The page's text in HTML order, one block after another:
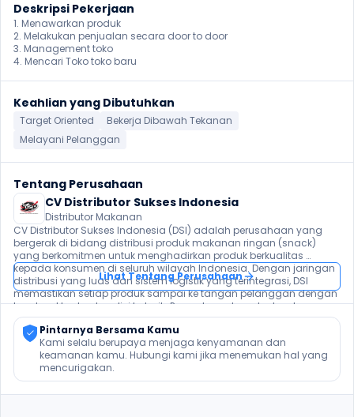
Deskripsi Pekerjaan
1. Menawarkan produk
2. Melakukan penjualan secara door to door
3. Management toko
4. Mencari Toko toko baru
Keahlian yang Dibutuhkan
Target Oriented
Bekerja Dibawah Tekanan
Melayani Pelanggan
Tentang Perusahaan
CV Distributor Sukses Indonesia
Distributor Makanan
CV Distributor Sukses Indonesia (DSI) adalah perusahaan yang
bergerak di bidang distribusi produk makanan ringan (snack)
yang berkomitmen untuk menghadirkan produk berkualitas
kepada konsumen di seluruh wilayah Indonesia. Dengan jaringan
distribusi yang luas dan sistem logistik yang terintegrasi, DSI
memastikan setiap produk sampai ke tangan pelanggan dengan
tepat waktu dan kondisi terbaik. Perusahaan terus berkembang
dengan mengedepankan profesionalisme, pelayanan terbaik,
serta kemitraan yang kuat dengan produsen dan pelanggan.
Lihat Tentang Perusahaan
Pintarnya Bersama Kamu
Kami selalu berupaya menjaga kenyamanan dan
keamanan kamu. Hubungi kami jika menemukan hal yang
mencurigakan.